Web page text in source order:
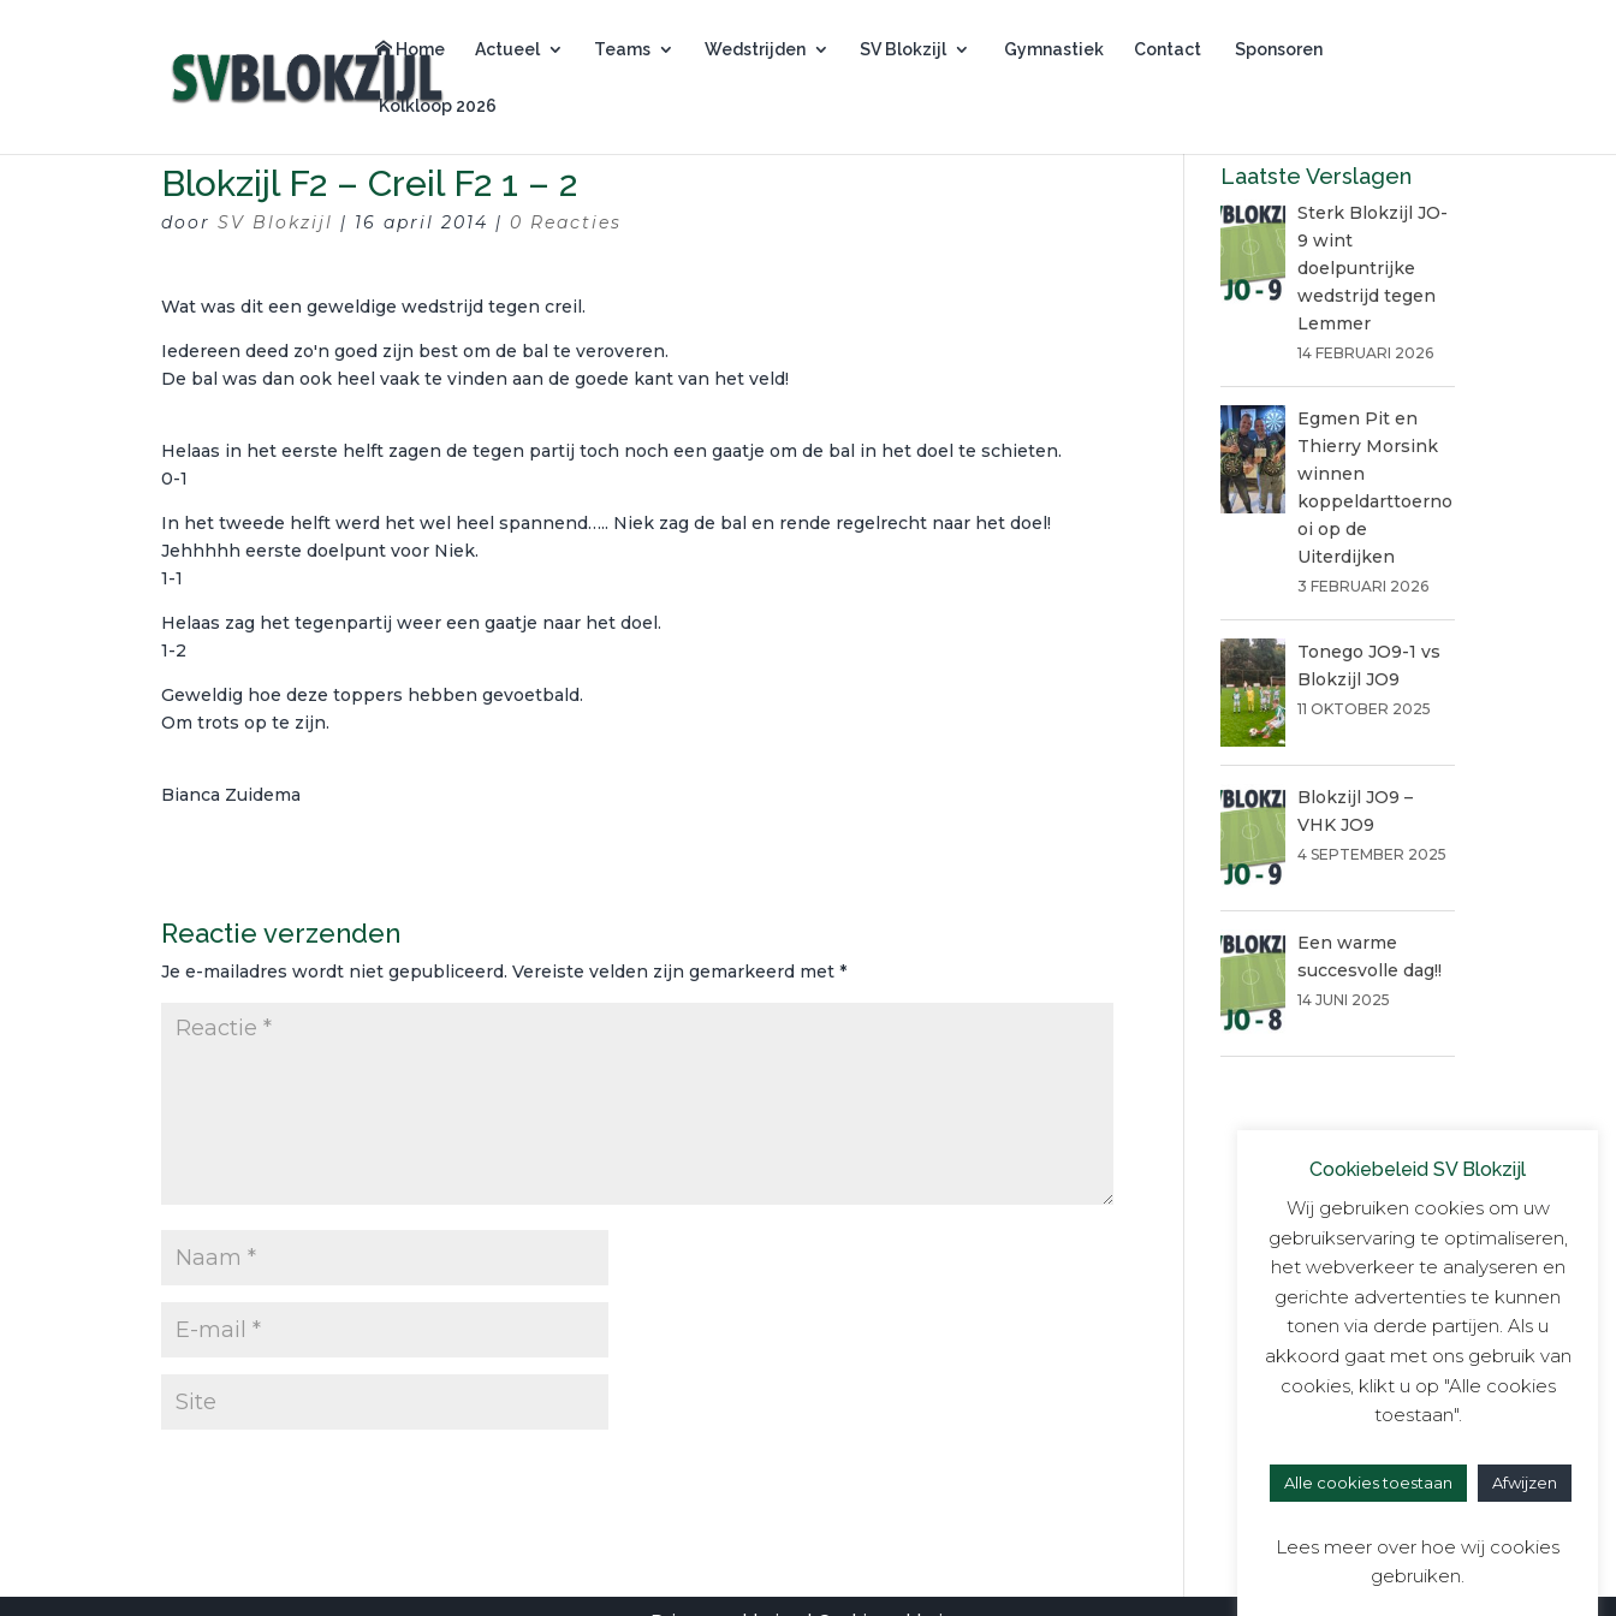
Home Actueel Teams Wedstrijden SV Blokzijl Gymnastiek Contact Sponsoren
Kolkloop 2026
Blokzijl F2 – Creil F2 1 – 2
doorSV Blokzijl | 16 april 2014 | 0 Reacties
Wat was dit een geweldige wedstrijd tegen creil.
Iedereen deed zo'n goed zijn best om de bal te veroveren.
De bal was dan ook heel vaak te vinden aan de goede kant van het veld!
Helaas in het eerste helft zagen de tegen partij toch noch een gaatje om de bal in het doel te schieten.
0-1
In het tweede helft werd het wel heel spannend….. Niek zag de bal en rende regelrecht naar het doel!
Jehhhhh eerste doelpunt voor Niek.
1-1
Helaas zag het tegenpartij weer een gaatje naar het doel.
1-2
Geweldig hoe deze toppers hebben gevoetbald.
Om trots op te zijn.
Bianca Zuidema
Reactie verzenden
Je e-mailadres wordt niet gepubliceerd. Vereiste velden zijn gemarkeerd met*
Laatste Verslagen
Sterk Blokzijl JO-
9 wint
doelpuntrijke
wedstrijd tegen
Lemmer
14 FEBRUARI 2026
Egmen Pit en
Thierry Morsink
winnen
koppeldarttoerno
oi op de
Uiterdijken
3 FEBRUARI 2026
Tonego JO9-1 vs
Blokzijl JO9
11 OKTOBER 2025
Blokzijl JO9 –
VHK JO9
4 SEPTEMBER 2025
Een warme
succesvolle dag!!
14 JUNI 2025
Cookiebeleid SV Blokzijl
Wij gebruiken cookies om uw
gebruikservaring te optimaliseren,
het webverkeer te analyseren en
gerichte advertenties te kunnen
tonen via derde partijen. Als u
akkoord gaat met ons gebruik van
cookies, klikt u op "Alle cookies
toestaan".
Alle cookies toestaan Afwijzen
Lees meer over hoe wij cookies
gebruiken.